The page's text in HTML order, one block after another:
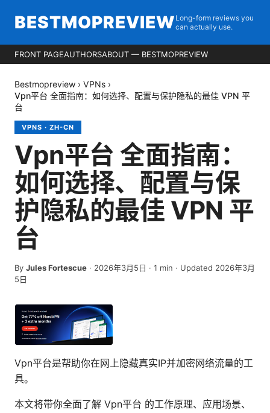
BESTMOPREVIEW Long-form reviews you
can actually use.
FRONT PAGEAUTHORSABOUT — BESTMOPREVIEW
Bestmopreview › VPNs ›
Vpn平台 全面指南：如何选择、配置与保护隐私的最佳 VPN 平
台
VPNS · ZH-CN
Vpn平台 全面指南：
如何选择、配置与保
护隐私的最佳 VPN 平
台
By Jules Fortescue · 2026年3月5日 · 1 min · Updated 2026年3月
5日
Vpn平台是帮助你在网上隐藏真实IP并加密网络流量的工
具。
本文将带你全面了解 Vpn平台 的工作原理、应用场景、